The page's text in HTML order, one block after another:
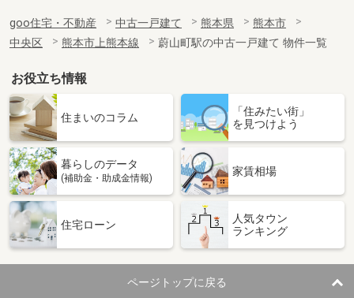
goo住宅・不動産 中古一戸建て 熊本県
熊本市
中央区
熊本市上熊本線 蔚山町駅の中古一戸建て 物件一覧
お役立ち情報
住まいのコラム
「住みたい街」
を見つけよう
暮らしのデータ
(補助金・助成金情報)
家賃相場
住宅ローン
人気タウン
ランキング
ページトップに戻る